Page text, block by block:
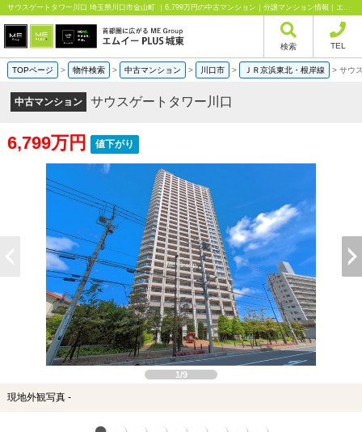
サウスゲートタワー川口 埼玉県川口市金山町 ｜6,799万円の中古マンション｜分譲マンション情報｜エムイーPLUS城東株式会社
検索 TEL
TOPページ > 物件検索 > 中古マンション > 川口市 > ＪＲ京浜東北・根岸線 > サウ
中古マンション サウスゲートタワー川口
6,799万円 値下がり
1/9
現地外観写真 -